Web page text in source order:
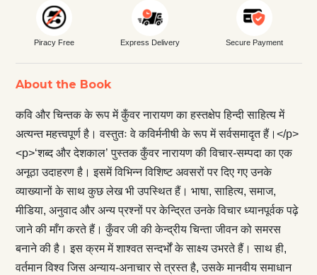
Piracy Free Express Delivery Secure Payment
About the Book
कवि और चिन्तक के रूप में कुँवर नारायण का हस्तक्षेप हिन्दी साहित्य में
अत्यन्त महत्त्वपूर्ण है। वस्तुतः वे कविर्मनीषी के रूप में सर्वसमादृत हैं।</p>
<p>‘शब्द और देशकाल’ पुस्तक कुँवर नारायण की विचार-सम्पदा का एक
अनूठा उदाहरण है। इसमें विभिन्न विशिष्ट अवसरों पर दिए गए उनके
व्याख्यानों के साथ कुछ लेख भी उपस्थित हैं। भाषा, साहित्य, समाज,
मीडिया, अनुवाद और अन्य प्रश्नों पर केन्द्रित उनके विचार ध्यानपूर्वक पढ़े
जाने की माँग करते हैं। कुँवर जी की केन्द्रीय चिन्ता जीवन को समरस
बनाने की है। इस क्रम में शाश्वत सन्दर्भों के साक्ष्य उभरते हैं। साथ ही,
वर्तमान विश्व जिस अन्याय-अनाचार से त्रस्त है, उसके मानवीय समाधान